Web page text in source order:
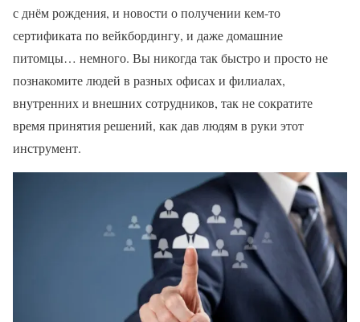
с днём рождения, и новости о получении кем-то
сертификата по вейкбордингу, и даже домашние
питомцы… немного. Вы никогда так быстро и просто не
познакомите людей в разных офисах и филиалах,
внутренних и внешних сотрудников, так не сократите
время принятия решений, как дав людям в руки этот
инструмент.